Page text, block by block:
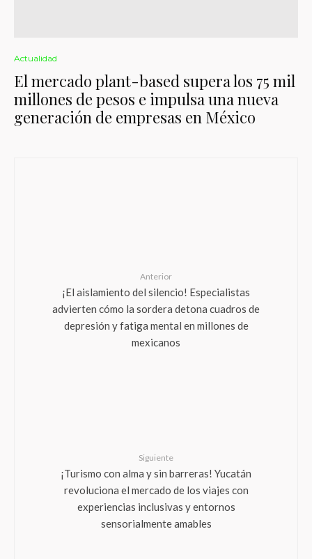
Actualidad
El mercado plant-based supera los 75 mil
millones de pesos e impulsa una nueva
generación de empresas en México
Anterior
¡El aislamiento del silencio! Especialistas
advierten cómo la sordera detona cuadros de
depresión y fatiga mental en millones de
mexicanos
Siguiente
¡Turismo con alma y sin barreras! Yucatán
revoluciona el mercado de los viajes con
experiencias inclusivas y entornos
sensorialmente amables